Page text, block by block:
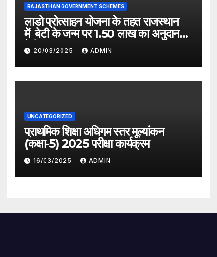
RAJASTHAN GOVERNMENT SCHEMES
लाडो प्रोत्साहन योजना के तहत राजस्थान
में बेटी के जन्म पर 1.50 लाख का अनुदान
देगी सरकार
20/03/2025 ADMIN
UNCATEGORIZED
प्राथमिक शिक्षा अधिगम स्तर मूल्यांकन
(कक्षा-5) 2025 परीक्षा कार्यक्रम
16/03/2025 ADMIN